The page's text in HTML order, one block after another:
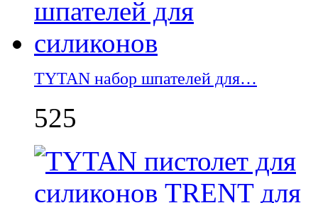
TYTAN набор шпателей для…
525